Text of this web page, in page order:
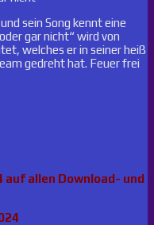
sein Song kennt eine
gar nicht“ wird von
welches er in seiner heiß
gedreht hat. Feuer frei
auf allen Download- und